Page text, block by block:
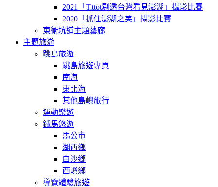
2021「Tittot剔透台灣看見澎湖」攝影比賽
2020「抓住澎湖之美」攝影比賽
東衛坑道主題藝廊
主題旅遊
跳島旅遊
跳島旅遊專頁
南海
東北海
其他島嶼旅行
運動樂遊
鐵馬悠遊
馬公市
湖西鄉
白沙鄉
西嶼鄉
導覽體驗旅遊